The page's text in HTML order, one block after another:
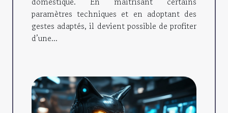
paramètres techniques et en adoptant des
gestes adaptés, il devient possible de profiter
d’une...